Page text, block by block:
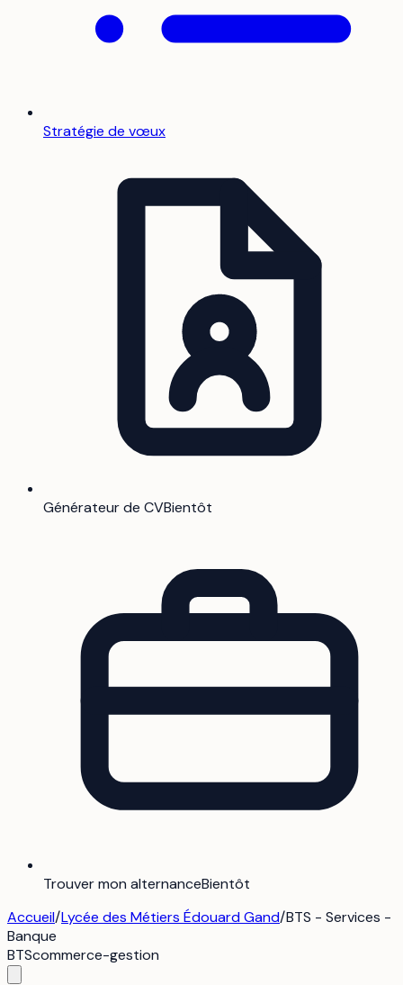
Stratégie de vœux
Générateur de CVBientôt
Trouver mon alternanceBientôt
Accueil/Lycée des Métiers Édouard Gand/BTS - Services -
Banque
BTScommerce-gestion